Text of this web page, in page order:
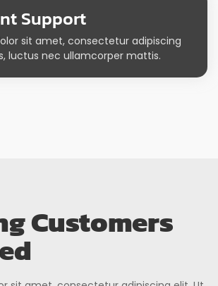
Support
sit amet, consectetur adipiscing
luctus nec ullamcorper mattis.
Customers